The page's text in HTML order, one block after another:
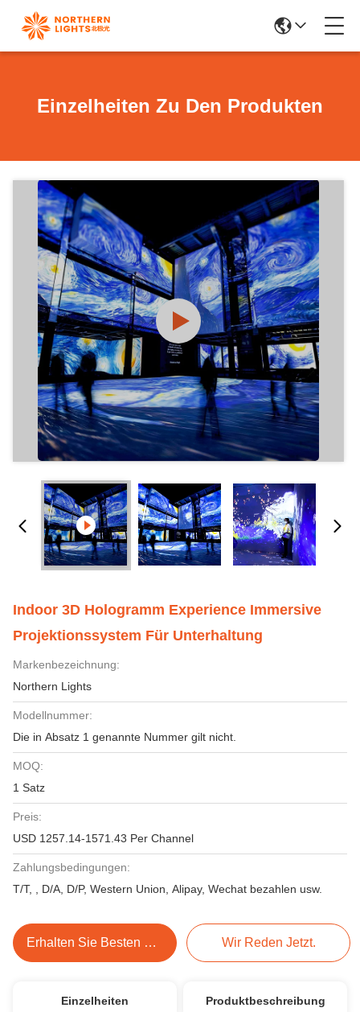
Einzelheiten Zu Den Produkten
Indoor 3D Hologramm Experience Immersive
Projektionssystem Für Unterhaltung
Markenbezeichnung:
Northern Lights
Modellnummer:
Die in Absatz 1 genannte Nummer gilt nicht.
MOQ:
1 Satz
Preis:
USD 1257.14-1571.43 Per Channel
Zahlungsbedingungen:
T/T, , D/A, D/P, Western Union, Alipay, Wechat bezahlen usw.
Erhalten Sie Besten Preis Wir Reden Jetzt.
Einzelheiten Produktbeschreibung